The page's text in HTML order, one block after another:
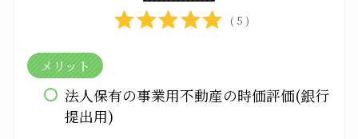
( 5 )
メリット
法人保有の事業用不動産の時価評価(銀行
提出用)